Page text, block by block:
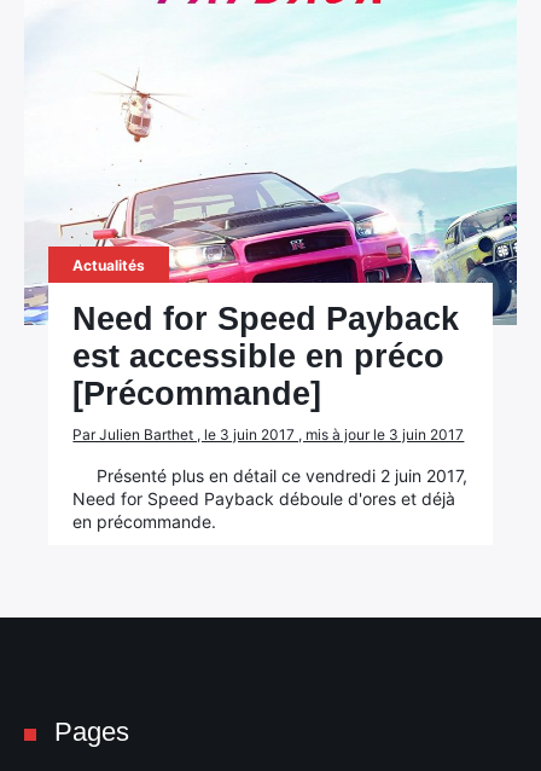
Actualités
Need for Speed Payback
est accessible en préco
[Précommande]
Par Julien Barthet , le 3 juin 2017 , mis à jour le 3 juin 2017
Présenté plus en détail ce vendredi 2 juin 2017,
Need for Speed Payback déboule d'ores et déjà
en précommande.
Pages